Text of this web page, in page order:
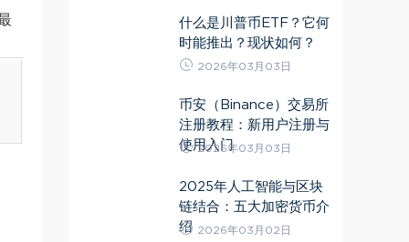
什么是川普币ETF？它何
时能推出？现状如何？
2026年03月03日
币安（Binance）交易所
注册教程：新用户注册与
使用入门
2026年03月03日
2025年人工智能与区块
链结合：五大加密货币介
绍 2026年03月02日